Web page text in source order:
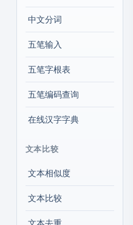
中文分词
五笔输入
五笔字根表
五笔编码查询
在线汉字字典
文本比较
文本相似度
文本比较